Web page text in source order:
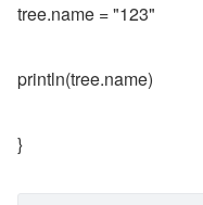
tree.name = "123"
println(tree.name)
}